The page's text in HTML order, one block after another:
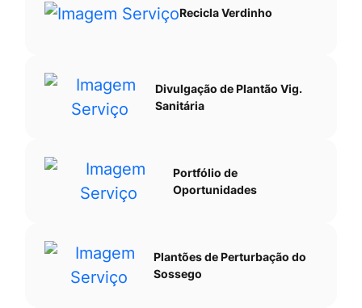
Recicla Verdinho
Divulgação de Plantão Vig.
Sanitária
Portfólio de
Oportunidades
Plantões de Perturbação do
Sossego